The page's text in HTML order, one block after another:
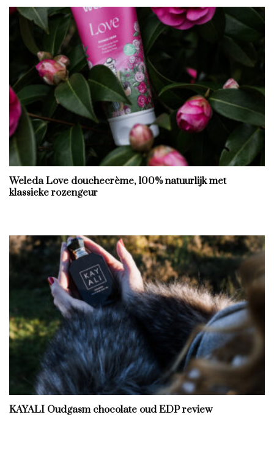
Weleda Love douchecrème, 100% natuurlijk met
klassieke rozengeur
KAYALI Oudgasm chocolate oud EDP review